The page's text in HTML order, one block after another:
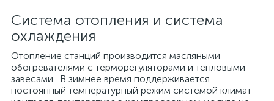
Система отопления и система
охлаждения
Отопление станций производится масляными
обогревателями с терморегуляторами и тепловыми
завесами . В зимнее время поддерживается
постоянный температурный режим системой климат